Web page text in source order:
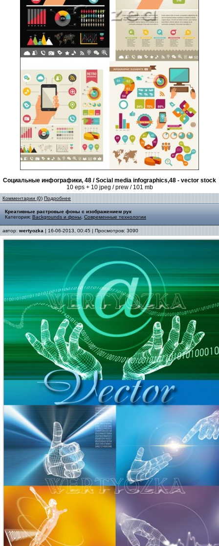
Социальные инфографики, 48 / Social media infographics,48 - vector stock
10 eps + 10 jpeg / prew / 101 mb
Комментарии (0) Подробнее
Креативные растровые фоны с изображением рук
Категория: Backgrounds и фоны Современные технологии
автор: wertyozka | 16-06-2013, 00:45 | Просмотров: 3090